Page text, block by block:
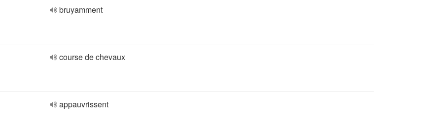
bruyamment
course de chevaux
appauvrissent